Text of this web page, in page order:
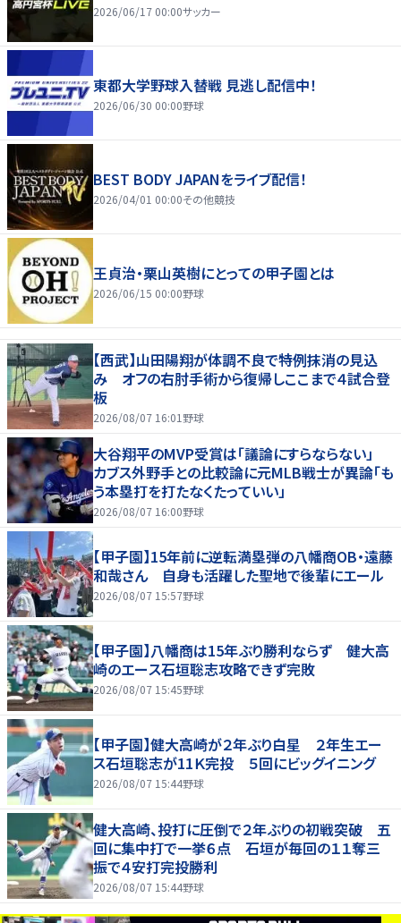
2026/06/17 00:00サッカー
東都大学野球入替戦 見逃し配信中！
2026/06/30 00:00野球
BEST BODY JAPANをライブ配信！
2026/04/01 00:00その他競技
王貞治・栗山英樹にとっての甲子園とは
2026/06/15 00:00野球
【西武】山田陽翔が体調不良で特例抹消の見込
み オフの右肘手術から復帰しここまで４試合登
板
2026/08/07 16:01 野球
大谷翔平のMVP受賞は「議論にすらならない」
カブス外野手との比較論に元MLB戦士が異論「も
う本塁打を打たなくたっていい」
2026/08/07 16:00野球
【甲子園】15年前に逆転満塁弾の八幡商OB・遠藤
和哉さん 自身も活躍した聖地で後輩にエール
2026/08/07 15:57野球
【甲子園】八幡商は15年ぶり勝利ならず 健大高
崎のエース石垣聡志攻略できず完敗
2026/08/07 15:45野球
【甲子園】健大高崎が２年ぶり白星 ２年生エー
ス石垣聡志が11Ｋ完投 ５回にビッグイニング
2026/08/07 15:44野球
健大高崎、投打に圧倒で２年ぶりの初戦突破 五
回に集中打で一挙６点 石垣が毎回の１１奪三
振で４安打完投勝利
2026/08/07 15:44野球